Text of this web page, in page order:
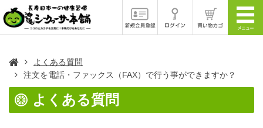
よくある質問
注文を電話・ファックス（FAX）で行う事ができますか？
よくある質問